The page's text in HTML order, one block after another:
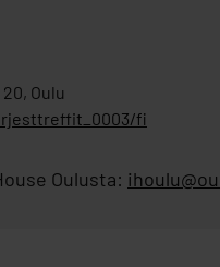
Oulu
fi
Oulusta: